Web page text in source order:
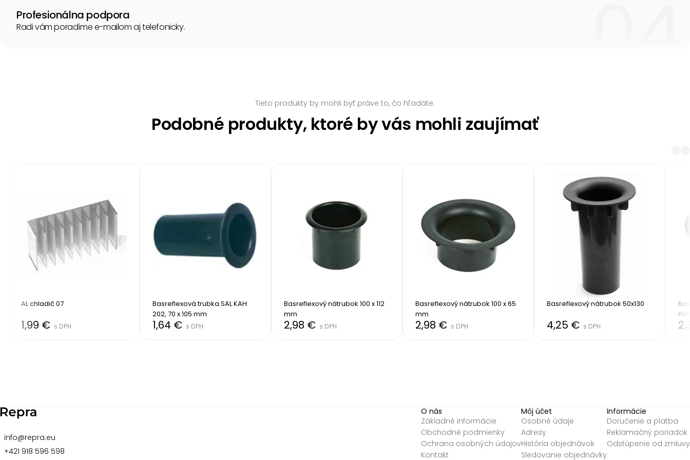
Profesionálna podpora
Radi vám poradíme e-mailom aj telefonicky.
Tieto produkty by mohli byť práve to, čo hľadáte.
Podobné produkty, ktoré by vás mohli zaujímať
AL chladič 07
1,99 € s DPH
Basreflexová trubka SAL KAH
202, 70 x 105 mm
1,64 € s DPH
Basreflexový nátrubok 100 x 112
mm
2,98 € s DPH
Basreflexový nátrubok 100 x 65
mm
2,98 € s DPH
Basreflexový nátrubok 50x130
4,25 € s DPH
info@repra.eu
+421 918 596 598
O nás
Základné informácie
Obchodné podmienky
Ochrana osobných údajov
Kontakt
Môj účet
Osobné údaje
Adresy
História objednávok
Sledovanie objednávky
Informácie
Doručenie a platba
Reklamačný poriadok
Odstúpenie od zmluvy